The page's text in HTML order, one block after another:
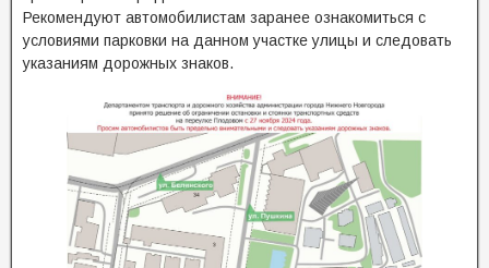
Рекомендуют автомобилистам заранее ознакомиться с
условиями парковки на данном участке улицы и следовать
указаниям дорожных знаков.